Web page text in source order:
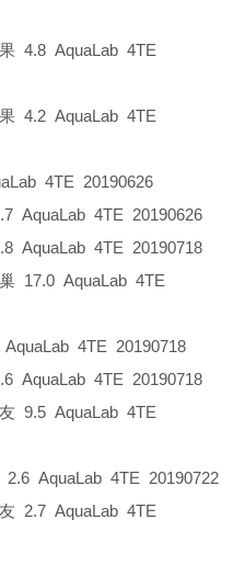
果4.8 AquaLab 4TE
果4.2 AquaLab 4TE
4TE 20190626
AquaLab 4TE 20190626
AquaLab 4TE 20190718
17.0 AquaLab 4TE
AquaLab 4TE 20190718
AquaLab 4TE 20190718
友9.5 AquaLab 4TE
2.6 AquaLab 4TE 20190722
2.7 AquaLab 4TE